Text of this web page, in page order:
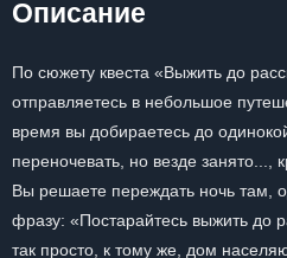
Описание
По сюжету квеста «Выжить до
отправляетесь в небольшое
время вы добираетесь до
переночевать, но везде занято...,
Вы решаете переждать ночь там,
фразу: «Постарайтесь выжить до
так просто, к тому же, дом